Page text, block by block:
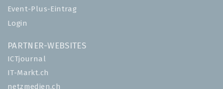
Event-Plus-Eintrag
Login
PARTNER-WEBSITES
ICTjournal
IT-Markt.ch
netzmedien.ch